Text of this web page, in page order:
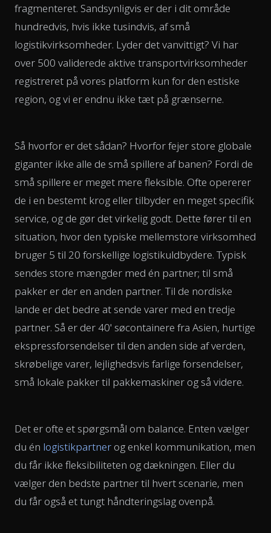
fragmenteret. Sandsynligvis er der i dit område
hundredvis, hvis ikke tusindvis, af små
logistikvirksomheder. Lyder det vanvittigt? Vi har
over 500 validerede aktive transportvirksomheder
registreret på vores platform kun for den estiske
region, og vi er endnu ikke tæt på grænserne.
Så hvorfor er det sådan? Hvorfor fejer store globale
giganter ikke alle de små spillere af banen? Fordi de
små spillere er meget mere fleksible. Ofte opererer
de i en bestemt krog eller tilbyder en meget specifik
service, og de gør det virkelig godt. Dette fører til en
situation, hvor den typiske mellemstore virksomhed
bruger 5 til 20 forskellige logistikuldbydere. Typisk
sendes store mængder med én partner; til små
pakker er der en anden partner. Til de nordiske
lande er det bedre at sende varer med en tredje
partner. Så er der 40' søcontainere fra Asien, hurtige
ekspressforsendelser til den anden side af verden,
skrøbelige varer, lejlighedsvis farlige forsendelser,
små lokale pakker til pakkemaskiner og så videre.
Det er ofte et spørgsmål om balance. Enten vælger
du én logistikpartner og enkel kommunikation, men
du får ikke fleksibiliteten og dækningen. Eller du
vælger den bedste partner til hvert scenarie, men
du får også et tungt håndteringslag ovenpå.